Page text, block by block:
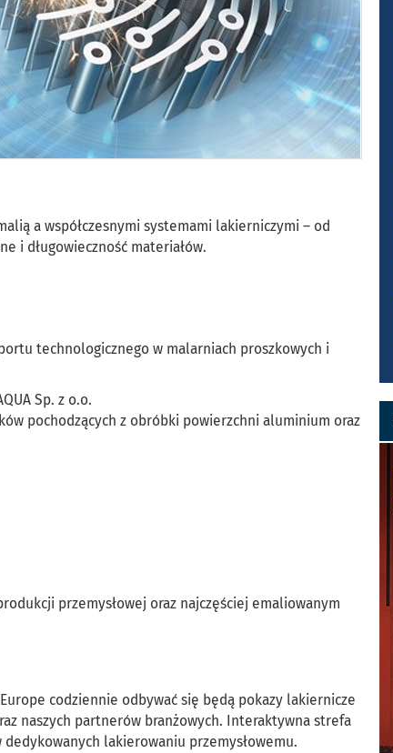
a współczesnymi systemami lakierniczymi – od
i długowieczność materiałów.
technologicznego w malarniach proszkowych i
Sp. z o.o.
pochodzących z obróbki powierzchni aluminium oraz
przemysłowej oraz najczęściej emaliowanym
codziennie odbywać się będą pokazy lakiernicze
naszych partnerów branżowych. Interaktywna strefa
lakierowaniu przemysłowemu.